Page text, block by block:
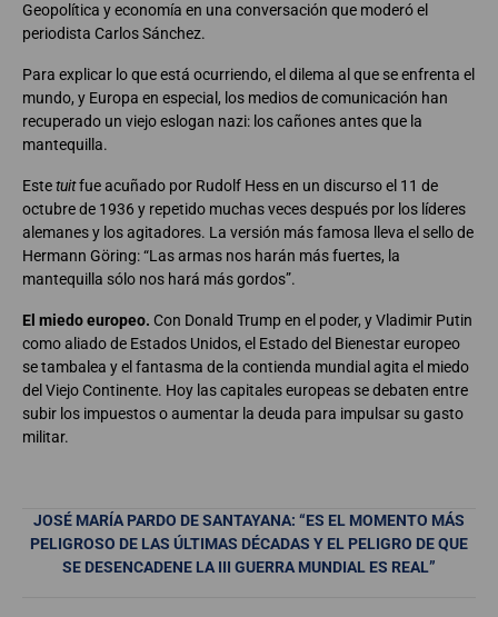
Geopolítica y economía en una conversación que moderó el
periodista Carlos Sánchez.
Para explicar lo que está ocurriendo, el dilema al que se enfrenta el
mundo, y Europa en especial, los medios de comunicación han
recuperado un viejo eslogan nazi: los cañones antes que la
mantequilla.
Estetuitfue acuñado por Rudolf Hess en un discurso el 11 de
octubre de 1936 y repetido muchas veces después por los líderes
alemanes y los agitadores. La versión más famosa lleva el sello de
Hermann Göring: “Las armas nos harán más fuertes, la
mantequilla sólo nos hará más gordos”.
El miedo europeo. Con Donald Trump en el poder, y Vladimir Putin
como aliado de Estados Unidos, el Estado del Bienestar europeo
se tambalea y el fantasma de la contienda mundial agita el miedo
del Viejo Continente. Hoy las capitales europeas se debaten entre
subir los impuestos o aumentar la deuda para impulsar su gasto
militar.
JOSÉ MARÍA PARDO DE SANTAYANA: “ES EL MOMENTO MÁS
PELIGROSO DE LAS ÚLTIMAS DÉCADAS Y EL PELIGRO DE QUE
SE DESENCADENE LA III GUERRA MUNDIAL ES REAL”